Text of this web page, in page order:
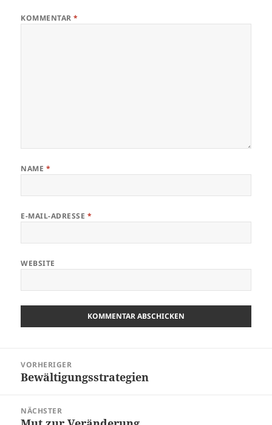
KOMMENTAR*
NAME *
E-MAIL-ADRESSE *
WEBSITE
VORHERIGER
Vorheriger
Bewältigungsstrategien
NÄCHSTER